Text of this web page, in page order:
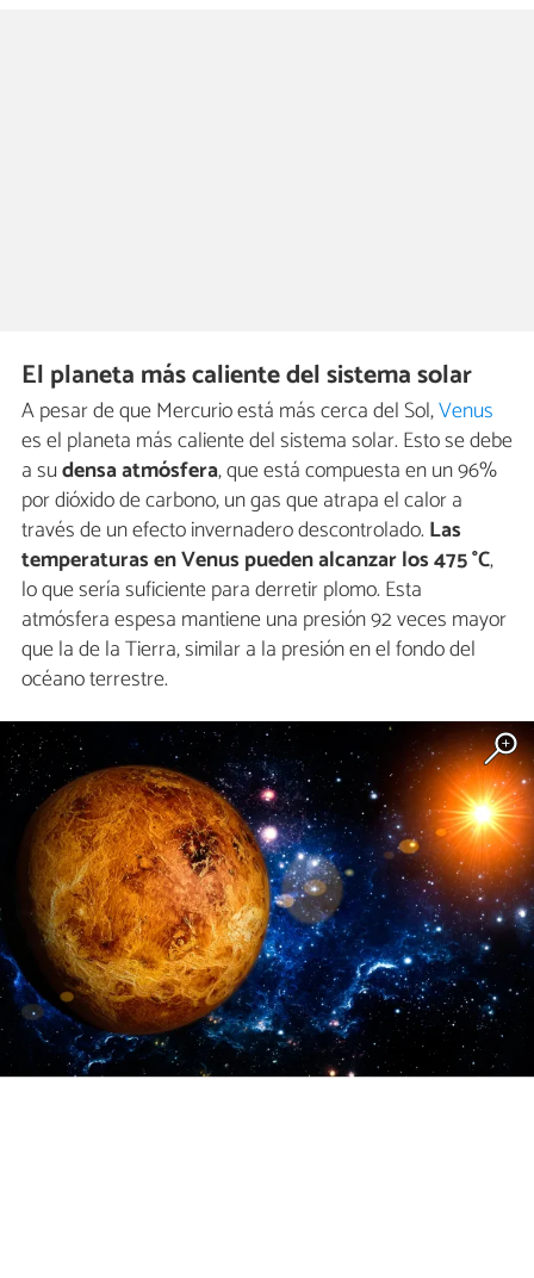
El planeta más caliente del sistema solar
A pesar de que Mercurio está más cerca del Sol,Venus
es el planeta más caliente del sistema solar. Esto se debe
a sudensa atmósfera, que está compuesta en un 96%
por dióxido de carbono, un gas que atrapa el calor a
través de un efecto invernadero descontrolado. Las
temperaturas en Venus pueden alcanzar los 475 °C,
lo que sería suficiente para derretir plomo. Esta
atmósfera espesa mantiene una presión 92 veces mayor
que la de la Tierra, similar a la presión en el fondo del
océano terrestre.